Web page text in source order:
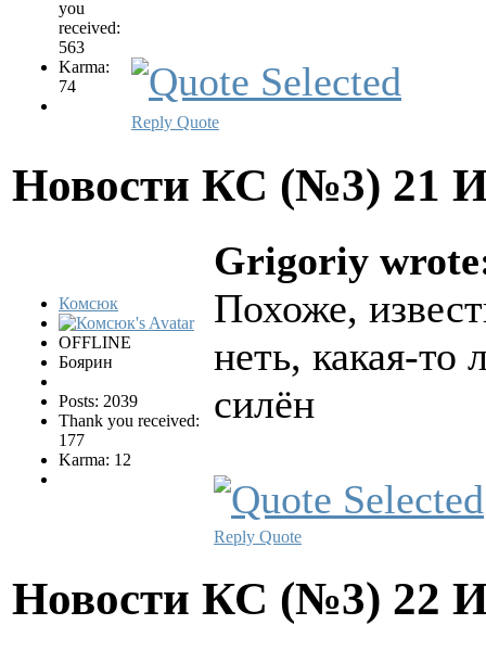
you
received:
563
Karma:
74
Reply Quote
Новости КС (№3) 21
Комсюк
OFFLINE
Боярин
Posts: 2039
Thank you received:
177
Karma: 12
Grigoriy
Похоже,
неть, какая-то
силён
Reply Quote
Новости КС (№3) 22